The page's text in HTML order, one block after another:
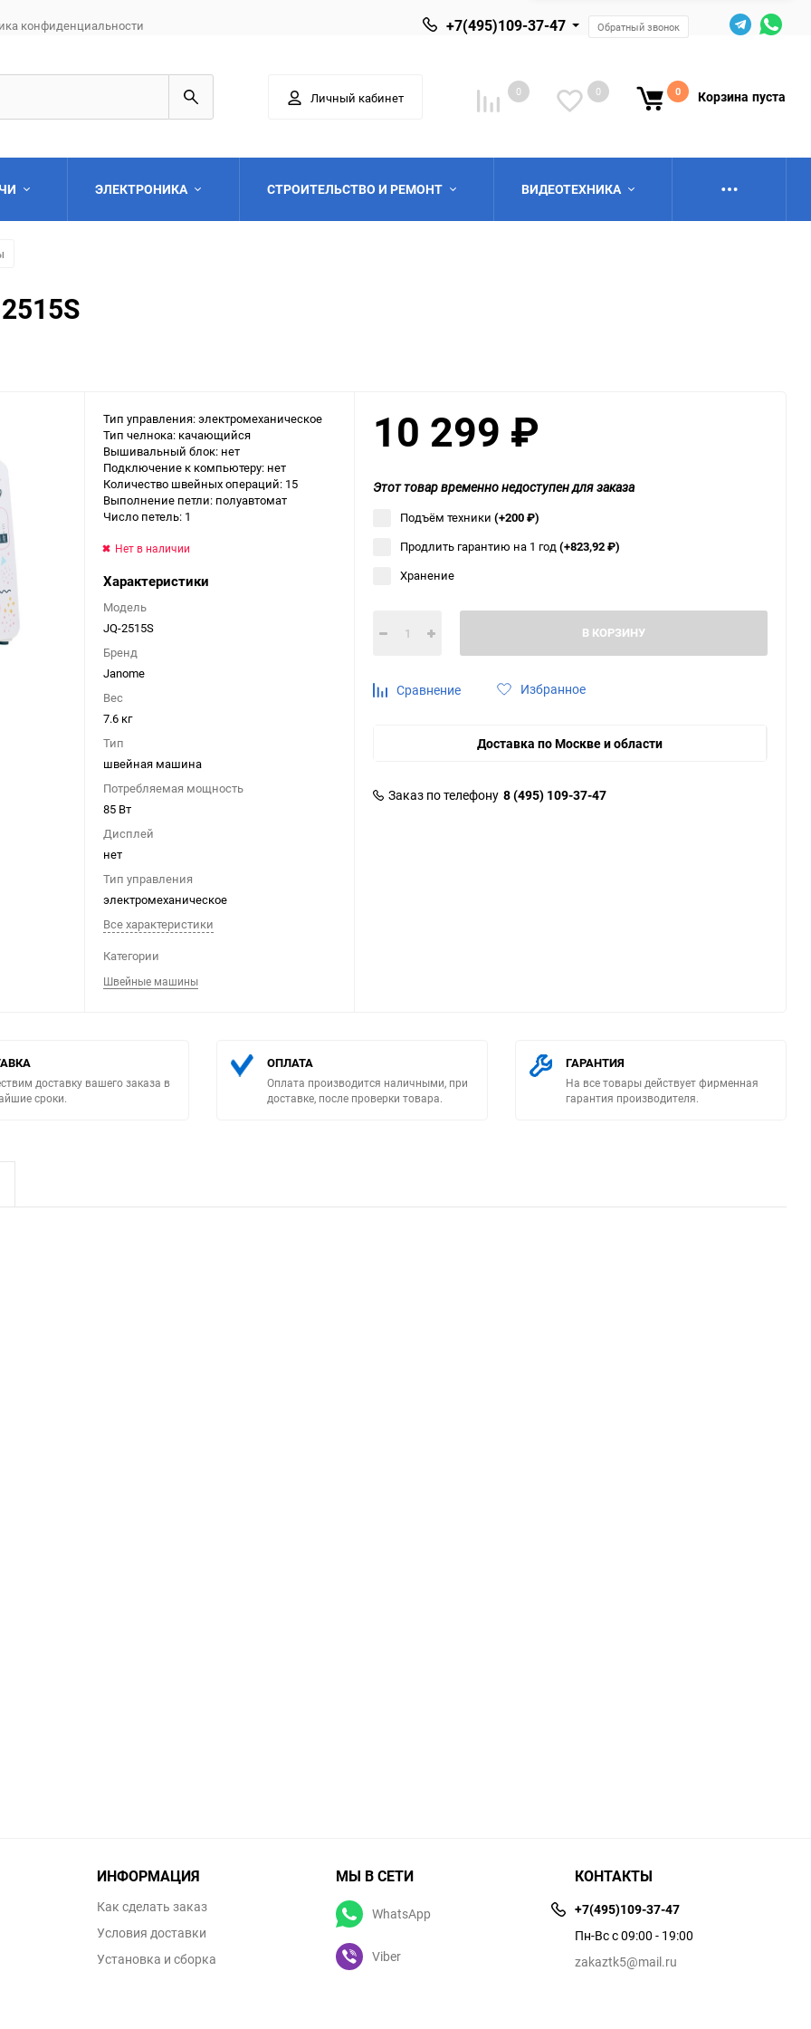
конфиденциальности +7(495)109-37-47 Обратный звонок
Личный кабинет 0 0 0 Корзина пуста
Выберите категорию
Выберите категорию
ЭЛЕКТРОНИКА СТРОИТЕЛЬСТВО И РЕМОНТ
Выберите категорию
ВИДЕОТЕХНИКА
Тип управления: электромеханическое
Тип челнока: качающийся
Вышивальный блок: нет
Подключение к компьютеру: нет
Количество швейных операций: 15
Выполнение петли: полуавтомат
Число петель: 1
Нет в наличии
Характеристики
Модель
JQ-2515S
Бренд
Janome
Вес
7.6 кг
Тип
швейная машина
Потребляемая мощность
85 Вт
Дисплей
нет
Тип управления
электромеханическое
Все характеристики
Категории
Швейные машины
10 299 ₽
Этот товар временно недоступен для заказа
Подъём техники (+200₽)
Продлить гарантию на 1 год(+823,92₽)
Хранение
В КОРЗИНУ
Сравнение Избранное
Доставка по Москве и области
Заказ по телефону 8 (495) 109-37-47
доставку вашего заказа в
сроки.
ОПЛАТА
Оплата производится наличными, при
доставке, после проверки товара.
ГАРАНТИЯ
На все товары действует фирменная
гарантия производителя.
ИНФОРМАЦИЯ
Как сделать заказ
Условия доставки
Установка и сборка
МЫ В СЕТИ
WhatsApp
Viber
КОНТАКТЫ
+7(495)109-37-47
Пн-Вс с 09:00 - 19:00
zakaztk5@mail.ru